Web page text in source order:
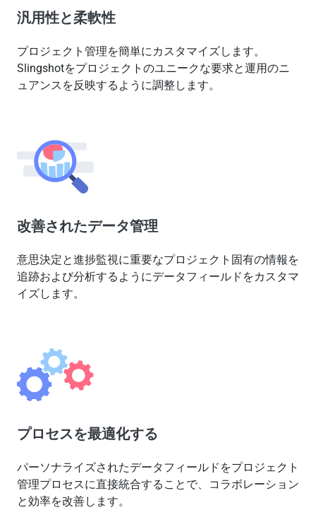
汎用性と柔軟性
プロジェクト管理を簡単にカスタマイズします。
Slingshotをプロジェクトのユニークな要求と運用のニ
ュアンスを反映するように調整します。
改善されたデータ管理
意思決定と進捗監視に重要なプロジェクト固有の情報を
追跡および分析するようにデータフィールドをカスタマ
イズします。
プロセスを最適化する
パーソナライズされたデータフィールドをプロジェクト
管理プロセスに直接統合することで、コラボレーション
と効率を改善します。